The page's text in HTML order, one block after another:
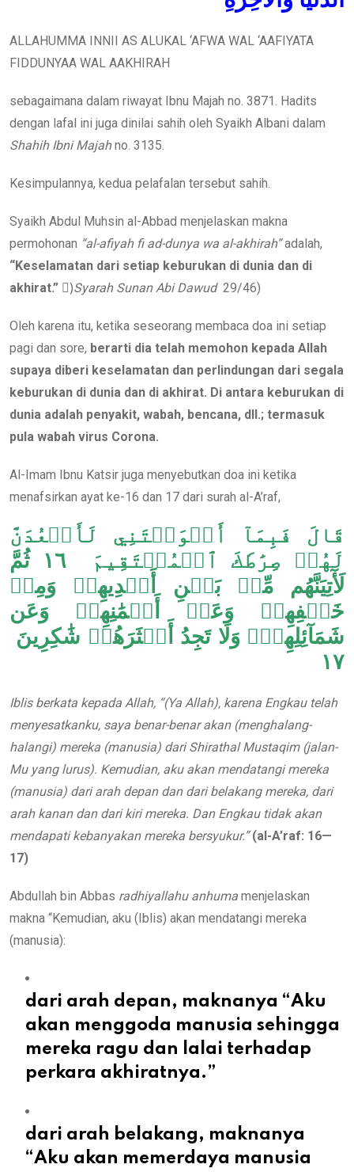
ALLAHUMMA INNII AS ALUKAL ‘AFWA WAL ‘AAFIYATA
FIDDUNYAA WAL AAKHIRAH
sebagaimana dalam riwayat Ibnu Majah no. 3871. Hadits
dengan lafal ini juga dinilai sahih oleh Syaikh Albani dalam
Shahih Ibni Majahno. 3135.
Kesimpulannya, kedua pelafalan tersebut sahih.
Syaikh Abdul Muhsin al-Abbad menjelaskan makna
permohonan “al-afiyahfi ad-dunya wa al-akhirah”adalah,
“Keselamatan dari setiap keburukan di dunia dan di
akhirat.” )ٍSyarah Sunan Abi Dawud29/46)
Oleh karena itu, ketika seseorang membaca doa ini setiap
pagi dan sore, berarti dia telah memohon kepada Allah
supaya diberi keselamatan dan perlindungan dari segala
keburukan di dunia dan di akhirat. Di antara keburukan di
dunia adalah penyakit, wabah, bencana, dll.; termasuk
pula wabah virus Corona.
Al-Imam Ibnu Katsir juga menyebutkan doa ini ketika
menafsirkan ayat ke-16 dan 17 dari surah al-A’raf,
قَالَ فَبِمَآ أَغۡوَيۡتَنِي لَأَقۡعُدَنَّ
لَهُمۡ صِرَٰطَكَ ٱلۡمُسۡتَقِيمَ ١٦ ثُمَّ
لَأٓتِيَنَّهُم مِّنۢ بَيۡنِ أَيۡدِيهِمۡ وَمِنۡ
خَلۡفِهِمۡ وَعَنۡ أَيۡمَٰنِهِمۡ وَعَن
شَمَآئِلِهِمۡۖ وَلَا تَجِدُ أَكۡثَرَهُمۡ شَٰكِرِينَ
١٧
Iblis berkata kepada Allah, “(Ya Allah), karena Engkau telah
menyesatkanku, saya benar-benar akan (menghalang-
halangi) mereka (manusia) dari Shirathal Mustaqim (jalan-
Mu yang lurus). Kemudian, aku akan mendatangi mereka
(manusia) dari arah depan dan dari belakang mereka, dari
arah kanan dan dari kiri mereka. Dan Engkau tidak akan
mendapati kebanyakan mereka bersyukur.”(al-A’raf: 16—
17)
Abdullah bin Abbas radhiyallahu anhuma menjelaskan
makna “Kemudian, aku (Iblis) akan mendatangi mereka
(manusia):
dari arah depan, maknanya “Aku
akan menggoda manusia sehingga
mereka ragu dan lalai terhadap
perkara akhiratnya.”
dari arah belakang, maknanya
“Aku akan memerdaya manusia